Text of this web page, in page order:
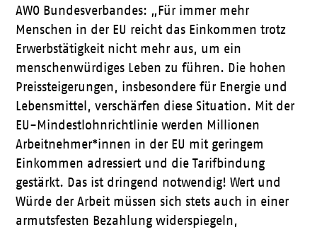
AWO Bundesverbandes: „Für immer mehr
Menschen in der EU reicht das Einkommen trotz
Erwerbstätigkeit nicht mehr aus, um ein
menschenwürdiges Leben zu führen. Die hohen
Preissteigerungen, insbesondere für Energie und
Lebensmittel, verschärfen diese Situation. Mit der
EU-Mindestlohnrichtlinie werden Millionen
Arbeitnehmer*innen in der EU mit geringem
Einkommen adressiert und die Tarifbindung
gestärkt. Das ist dringend notwendig! Wert und
Würde der Arbeit müssen sich stets auch in einer
armutsfesten Bezahlung widerspiegeln,